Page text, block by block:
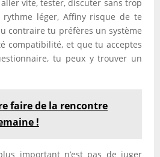
vite, tester, discuter sans trop
léger, Affiny risque de te
contraire tu préfères un système
compatibilité, et que tu acceptes
tu peux y trouver un
faire de la rencontre
!
important n’est pas de juger